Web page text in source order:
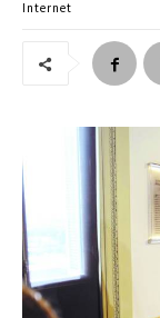
Internet